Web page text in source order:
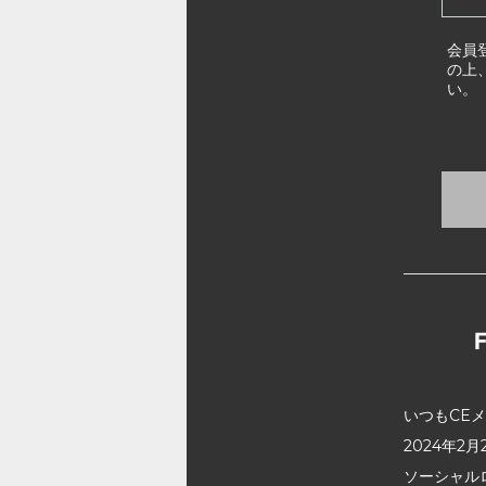
会員
の上
い。
いつもCE
2024年2月
ソーシャ